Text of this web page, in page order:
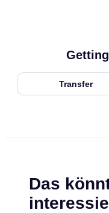
Transfer
Das